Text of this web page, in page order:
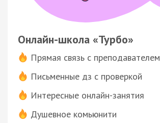
Онлайн-школа «Турбо»
Прямая связь с преподавателем
Письменные дз с проверкой
Интересные онлайн-занятия
Душевное комьюнити